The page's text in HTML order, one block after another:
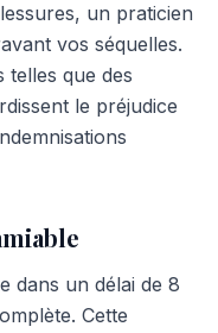
un praticien
vos séquelles.
telles que des
le préjudice
dans un délai de 8
Cette